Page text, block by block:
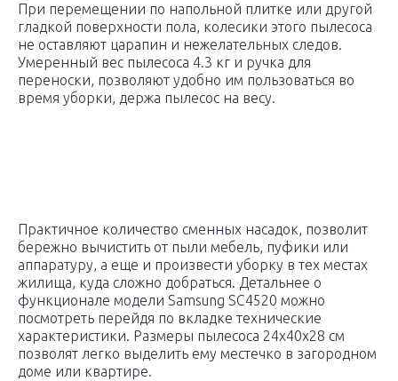
При перемещении по напольной плитке или другой
гладкой поверхности пола, колесики этого пылесоса
не оставляют царапин и нежелательных следов.
Умеренный вес пылесоса 4.3 кг и ручка для
переноски, позволяют удобно им пользоваться во
время уборки, держа пылесос на весу.
Практичное количество сменных насадок, позволит
бережно вычистить от пыли мебель, пуфики или
аппаратуру, а еще и произвести уборку в тех местах
жилища, куда сложно добраться. Детальнее о
функционале модели Samsung SC4520 можно
посмотреть перейдя по вкладке технические
характеристики. Размеры пылесоса 24x40x28 cм
позволят легко выделить ему местечко в загородном
доме или квартире.